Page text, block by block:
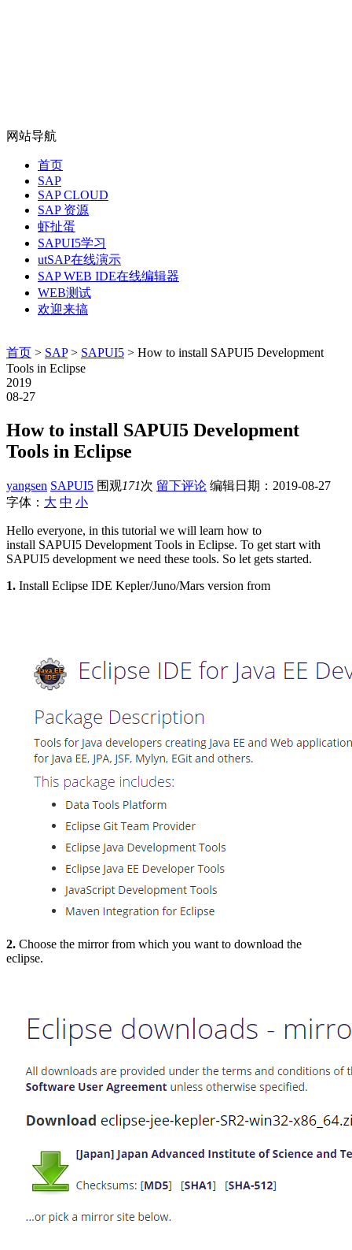
网站导航
首页
SAP
SAP CLOUD
SAP 资源
虾扯蛋
SAPUI5学习
utSAP在线演示
SAP WEB IDE在线编辑器
WEB测试
欢迎来搞
首页 > SAP> SAPUI5 > How to install SAPUI5 Development
Tools in Eclipse
2019
08-27
How to install SAPUI5 Development
Tools in Eclipse
yangsen SAPUI5 围观171次 留下评论 编辑日期： 2019-08-27
字体： 大 中 小
Hello everyone, in this tutorial we will learn how to
install SAPUI5 Development Tools in Eclipse. To get start with
SAPUI5 development we need these tools. So let gets started.
1. Install Eclipse IDE Kepler/Juno/Mars version from
2. Choose the mirror from which you want to download the
eclipse.